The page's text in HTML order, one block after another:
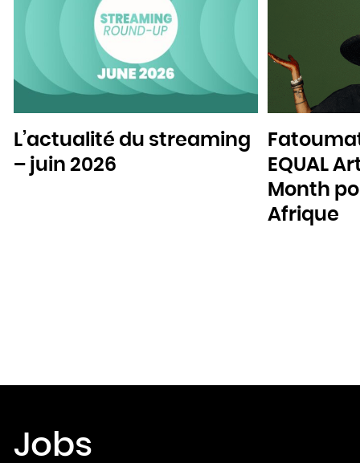
L’actualité du streaming
– juin 2026
EQUAL
Month
Afrique
Jobs